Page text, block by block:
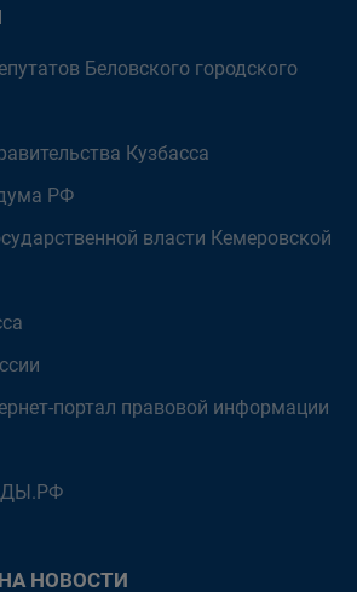
Беловского городского
Кузбасса
РФ
власти Кемеровской
портал правовой информации
НОВОСТИ